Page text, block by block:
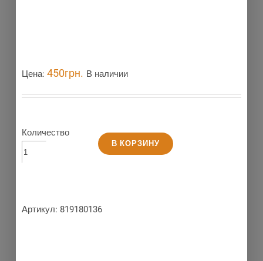
Цена:450грн. В наличии
Количество
В КОРЗИНУ
Артикул: 819180136